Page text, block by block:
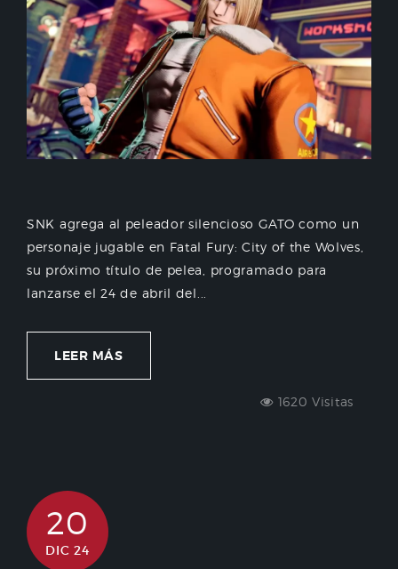
SNK agrega al peleador silencioso GATO como un
personaje jugable en Fatal Fury: City of the Wolves,
su próximo título de pelea, programado para
lanzarse el 24 de abril del...
LEER MÁS
1620 Visitas
20
DIC 24